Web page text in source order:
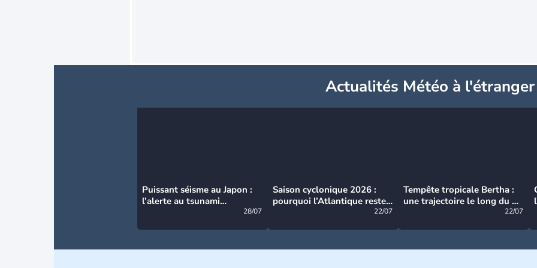
Actualités Météo à l'étranger
Puissant séisme au Japon :
l’alerte au tsunami
28/07
Saison cyclonique 2026 :
pourquoi l’Atlantique reste
22/07
Tempête tropicale Bertha :
une trajectoire le long du du
22/07